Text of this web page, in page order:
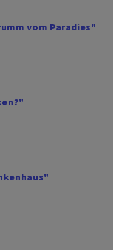
vom Paradies"